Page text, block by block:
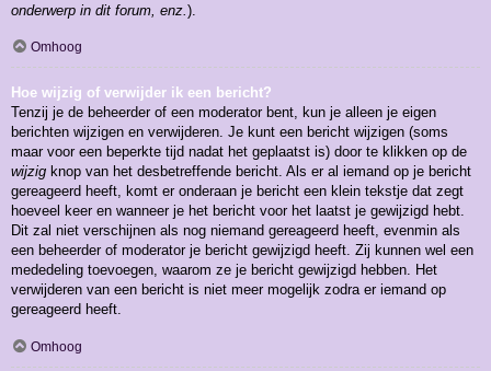
onderwerp in dit forum, enz. ).
Omhoog
Hoe wijzig of verwijder ik een bericht?
Tenzij je de beheerder of een moderator bent, kun je alleen je eigen
berichten wijzigen en verwijderen. Je kunt een bericht wijzigen (soms
maar voor een beperkte tijd nadat het geplaatst is) door te klikken op de
wijzig knop van het desbetreffende bericht. Als er al iemand op je bericht
gereageerd heeft, komt er onderaan je bericht een klein tekstje dat zegt
hoeveel keer en wanneer je het bericht voor het laatst je gewijzigd hebt.
Dit zal niet verschijnen als nog niemand gereageerd heeft, evenmin als
een beheerder of moderator je bericht gewijzigd heeft. Zij kunnen wel een
mededeling toevoegen, waarom ze je bericht gewijzigd hebben. Het
verwijderen van een bericht is niet meer mogelijk zodra er iemand op
gereageerd heeft.
Omhoog